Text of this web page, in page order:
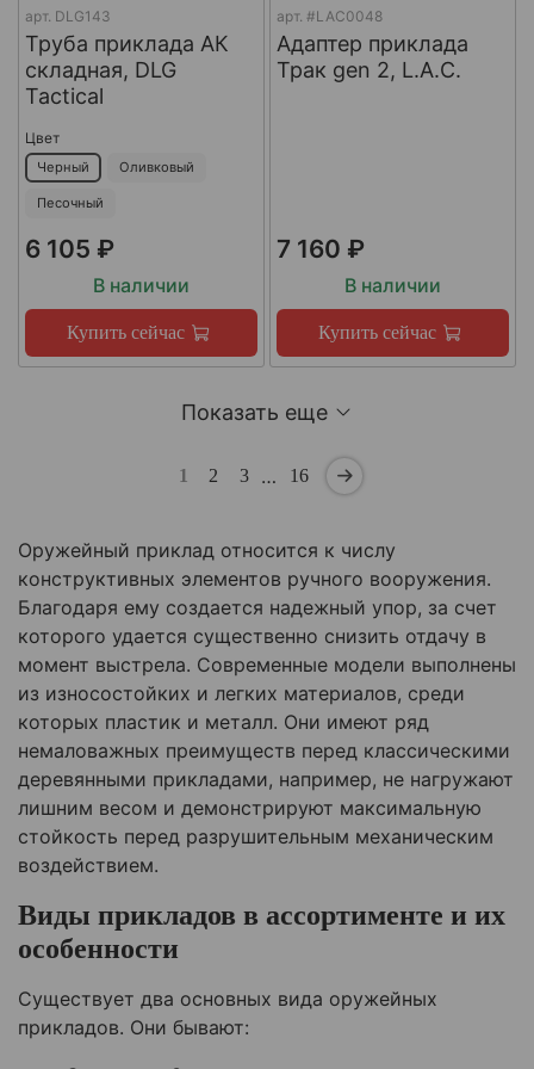
арт. DLG143
Труба приклада АК
складная, DLG
Tactical
Цвет
Черный Оливковый
Песочный
6 105 ₽
В наличии
Купить сейчас
арт. #LAC0048
Адаптер приклада
Трак gen 2, L.A.C.
7 160 ₽
В наличии
Купить сейчас
Показать еще
1 2 3 … 16
Оружейный приклад относится к числу
конструктивных элементов ручного вооружения.
Благодаря ему создается надежный упор, за счет
которого удается существенно снизить отдачу в
момент выстрела. Современные модели выполнены
из износостойких и легких материалов, среди
которых пластик и металл. Они имеют ряд
немаловажных преимуществ перед классическими
деревянными прикладами, например, не нагружают
лишним весом и демонстрируют максимальную
стойкость перед разрушительным механическим
воздействием.
Виды прикладов в ассортименте и их
особенности
Существует два основных вида оружейных
прикладов. Они бывают: